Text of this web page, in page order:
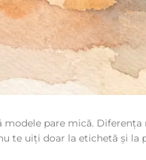
pare mică.
te uiți doar la etichetă și